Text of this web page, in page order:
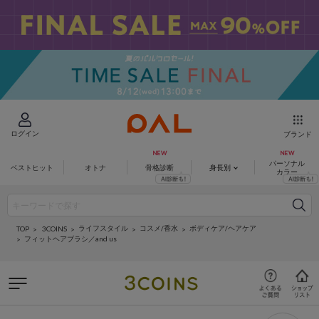
ログイン ブランド
ベストヒット オトナ 骨格診断 身長別
パーソナル
カラー
TOP 3COINS ライフスタイル コスメ/香水
ボディケア/ヘアケア
フィットヘアブラシ／and us